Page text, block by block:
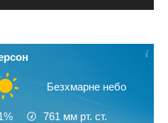
Безхмарне небо
761 мм рт. ст.